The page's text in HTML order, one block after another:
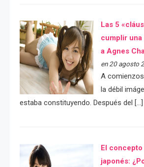
Las 5
cumplir
a Agnes
en 20 agosto
A
la débil
estaba constituyendo. Después del […]
El
japonés: